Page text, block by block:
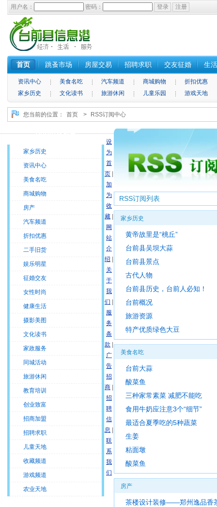
用户名： 密码：
首页 跳蚤市场 房屋交易 招聘求职 交友征婚 生
资讯中心 美食名吃 汽车频道 商城购物
折扣优惠
家乡历史
文化读书 旅游休闲 儿童乐园 游戏天地
您当前的位置： 首页 > RSS订阅中心
RSS内容列表
家乡历史
资讯中心
美食名吃
商城购物
房产
汽车频道
折扣优惠
二手旧货
娱乐明星
征婚交友
女性时尚
健康生活
摄影美图
文化读书
家政服务
同城活动
旅游休闲
教育培训
创业致富
招商加盟
招聘求职
儿童天地
收藏频道
游戏频道
农业天地
RSS订阅列表
家乡历史
黄帝故里是“桃丘”
台前县吴坝大蒜
台前县景点
古代人物
台前县历史，台前人必知！
台前概况
旅游资源
特产优质绿色大豆
美食名吃
台前大蒜
酸菜鱼
三种家常素菜 减肥不能吃
食用牛奶应注意3个“细节”
最适合夏季吃的5种蔬菜
生姜
粘面墩
酸菜鱼
房产
茶楼设计装修——郑州逸品香
设
为
首
页
加
为
收
藏
网
站
介
绍
关
于
我
们
服
务
条
款
广
告
招
商
招
聘
信
息
联
系
我
们